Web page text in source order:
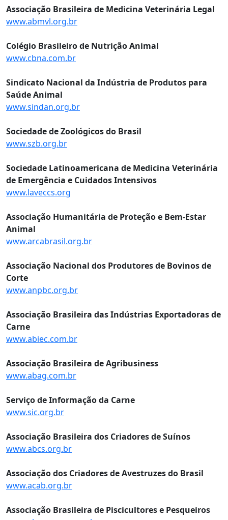
Associação Brasileira de Medicina Veterinária Legal
www.abmvl.org.br
Colégio Brasileiro de Nutrição Animal
www.cbna.com.br
Sindicato Nacional da Indústria de Produtos para
Saúde Animal
www.sindan.org.br
Sociedade de Zoológicos do Brasil
www.szb.org.br
Sociedade Latinoamericana de Medicina Veterinária
de Emergência e Cuidados Intensivos
www.laveccs.org
Associação Humanitária de Proteção e Bem-Estar
Animal
www.arcabrasil.org.br
Associação Nacional dos Produtores de Bovinos de
Corte
www.anpbc.org.br
Associação Brasileira das Indústrias Exportadoras de
Carne
www.abiec.com.br
Associação Brasileira de Agribusiness
www.abag.com.br
Serviço de Informação da Carne
www.sic.org.br
Associação Brasileira dos Criadores de Suínos
www.abcs.org.br
Associação dos Criadores de Avestruzes do Brasil
www.acab.org.br
Associação Brasileira de Piscicultores e Pesqueiros